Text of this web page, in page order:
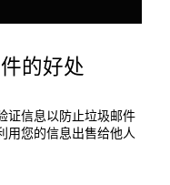
的好处
证信息以防止垃圾邮件
用您的信息出售给他人